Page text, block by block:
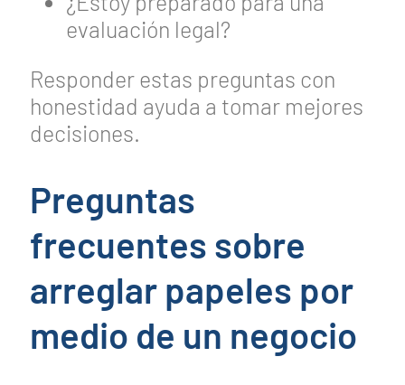
evaluación legal?
Responder estas preguntas con
honestidad ayuda a tomar mejores
decisiones.
Preguntas
frecuentes sobre
arreglar papeles por
medio de un negocio